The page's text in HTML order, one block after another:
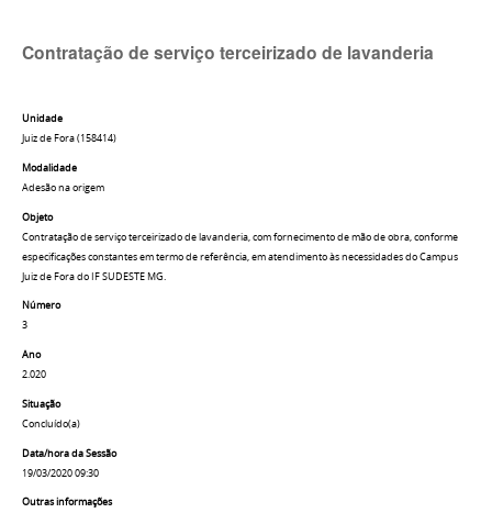
Contratação de serviço terceirizado de lavanderia
Unidade
Juiz de Fora (158414)
Modalidade
Adesão na origem
Objeto
Contratação de serviço terceirizado de lavanderia, com fornecimento de mão de obra, conforme
especificações constantes em termo de referência, em atendimento às necessidades do Campus
Juiz de Fora do IF SUDESTE MG.
Número
3
Ano
2.020
Situação
Concluído(a)
Data/hora da Sessão
19/03/2020 09:30
Outras informações